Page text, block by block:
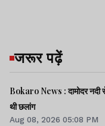
जरूर पढ़ें
Bokaro News : दामोदर नदी
थी छलांग
Aug 08, 2026 05:08 PM